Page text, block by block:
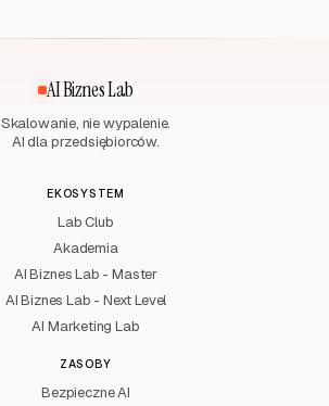
AI Biznes Lab
Skalowanie, nie wypalenie.
AI dla przedsiębiorców.
EKOSYSTEM
Lab Club
Akademia
AI Biznes Lab - Master
AI Biznes Lab - Next Level
AI Marketing Lab
ZASOBY
Bezpieczne AI